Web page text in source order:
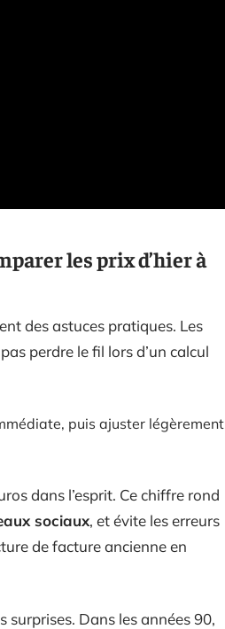
les prix d’hier à
des astuces pratiques. Les
perdre le fil lors d’un calcul
puis ajuster légèrement
dans l’esprit. Ce chiffre rond
sociaux, et évite les erreurs
de facture ancienne en
surprises. Dans les années 90,